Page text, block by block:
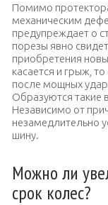
Помимо
механическим
предупреждает о
порезы явно
приобретения
касается и грыж,
после мощных
Образуются такие
Независимо от
незамедлительно
шину.
Можно ли
срок колес?